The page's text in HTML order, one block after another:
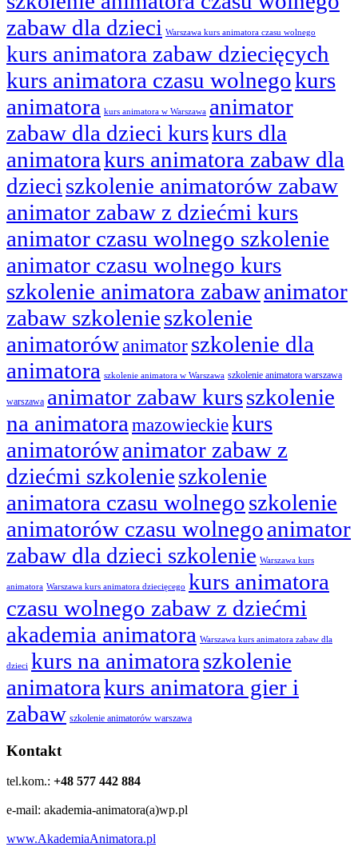
zabaw dla dzieci Warszawa kurs animatora czasu wolnego
kurs animatora zabaw dziecięcych
kurs animatora czasu wolnegokurs
animatora kurs animatora w Warszawa animator
zabaw dla dzieci kurskurs dla
animatorakurs animatora zabaw dla
dzieci szkolenie animatorów zabaw
animator zabaw z dziećmi kurs
animator czasu wolnego szkolenie
animator czasu wolnego kurs
szkolenie animatora zabawanimator
zabaw szkolenieszkolenie
animatorówanimator szkolenie dla
animatora szkolenie animatora w Warszawa szkolenie animatora warszawa
warszawa animator zabaw kursszkolenie
na animatora mazowieckiekurs
animatorówanimator zabaw z
dziećmi szkolenieszkolenie
animatora czasu wolnegoszkolenie
animatorów czasu wolnegoanimator
zabaw dla dzieci szkolenie Warszawa kurs
animatora Warszawa kurs animatora dziecięcego kurs animatora
czasu wolnego zabaw z dziećmi
akademia animatora Warszawa kurs animatora zabaw dla
dzieci kurs na animatora szkolenie
animatorakurs animatora gier i
zabaw szkolenie animatorów warszawa
Kontakt
tel.kom.: +48 577 442 884
e-mail: akademia-animatora(a)wp.pl
www.AkademiaAnimatora.pl